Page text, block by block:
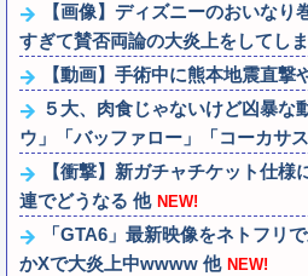
【画像】ディズニーのおいなり
すぎて賛否両論の大炎上をしてし
【動画】手術中に熊本地震直撃
５大、肉食じゃないけど凶暴な
ウ」「バッファロー」「コーカサ
【衝撃】新ガチャチケット仕
連でどうなる 他 NEW!
「GTA6」最新映像をネトフリ
かXで大炎上中wwww 他 NEW!